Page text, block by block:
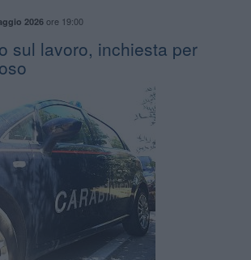
2026ore 19:00
sul lavoro, inchiesta per